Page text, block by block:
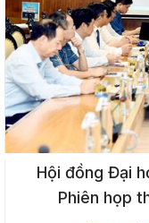
Hội đồng Đại
Phiên họp